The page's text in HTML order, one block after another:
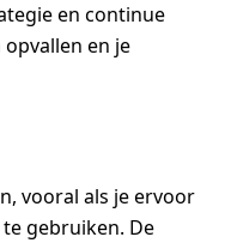
en continue
en je
vooral als je ervoor
gebruiken. De